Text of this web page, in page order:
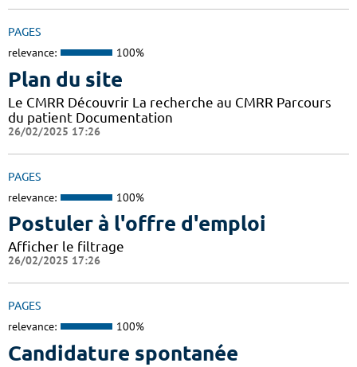
PAGES
relevance: 100%
Plan du site
Le CMRR Découvrir La recherche au CMRR Parcours
du patient Documentation
26/02/2025 17:26
PAGES
relevance: 100%
Postuler à l'offre d'emploi
Afficher le filtrage
26/02/2025 17:26
PAGES
relevance: 100%
Candidature spontanée